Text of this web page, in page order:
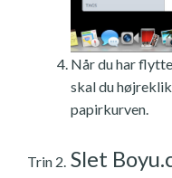
Når du har
skal du
papirkurven.
Trin 2. Slet